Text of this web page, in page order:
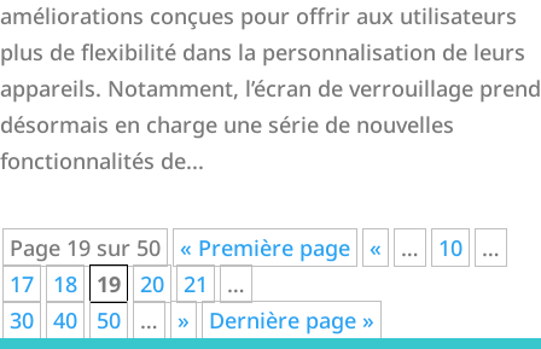
améliorations conçues pour offrir aux utilisateurs
plus de flexibilité dans la personnalisation de leurs
appareils. Notamment, l’écran de verrouillage prend
désormais en charge une série de nouvelles
fonctionnalités de...
Page 19 sur 50 « Première page « … 10
…
17
18 19 20 21
…
30
40 50 … » Dernière page »